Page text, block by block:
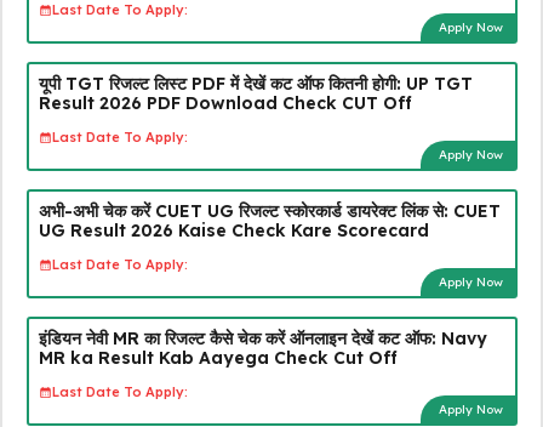
Last Date To Apply:
Apply Now
यूपी TGT रिजल्ट लिस्ट PDF में देखें कट ऑफ कितनी होगी: UP TGT
Result 2026 PDF Download Check CUT Off
Last Date To Apply:
Apply Now
अभी-अभी चेक करें CUET UG रिजल्ट स्कोरकार्ड डायरेक्ट लिंक से: CUET
UG Result 2026 Kaise Check Kare Scorecard
Last Date To Apply:
Apply Now
इंडियन नेवी MR का रिजल्ट कैसे चेक करें ऑनलाइन देखें कट ऑफ: Navy
MR ka Result Kab Aayega Check Cut Off
Last Date To Apply:
Apply Now